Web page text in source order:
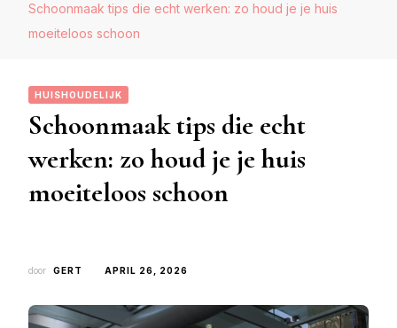
Schoonmaak tips die echt werken: zo houd je je huis
moeiteloos schoon
HUISHOUDELIJK
Schoonmaak tips die echt
werken: zo houd je je huis
moeiteloos schoon
door GERT APRIL 26, 2026